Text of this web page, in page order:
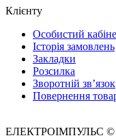
Клієнту
Особистий
Історія замовлень
Закладки
Розсилка
Зворотній зв’язок
Повернення
ЕЛЕКТРОІМПУЛЬС ©